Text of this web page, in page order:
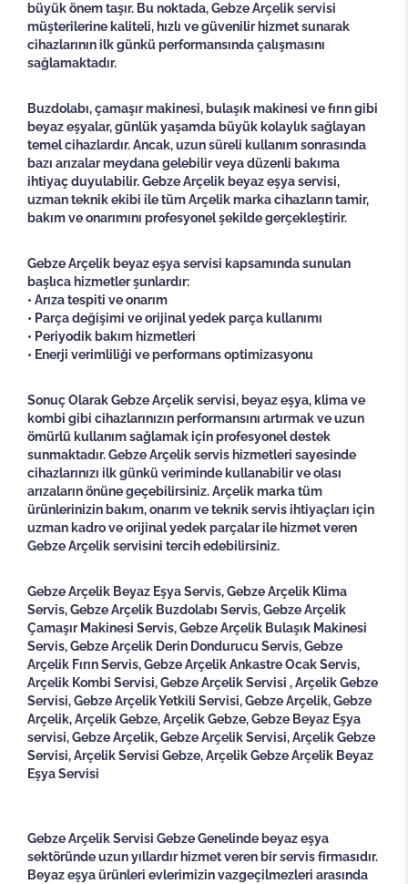
büyük önem taşır. Bu noktada, Gebze Arçelik servisi
müşterilerine kaliteli, hızlı ve güvenilir hizmet sunarak
cihazlarının ilk günkü performansında çalışmasını
sağlamaktadır.
Buzdolabı, çamaşır makinesi, bulaşık makinesi ve fırın gibi
beyaz eşyalar, günlük yaşamda büyük kolaylık sağlayan
temel cihazlardır. Ancak, uzun süreli kullanım sonrasında
bazı arızalar meydana gelebilir veya düzenli bakıma
ihtiyaç duyulabilir. Gebze Arçelik beyaz eşya servisi,
uzman teknik ekibi ile tüm Arçelik marka cihazların tamir,
bakım ve onarımını profesyonel şekilde gerçekleştirir.
Gebze Arçelik beyaz eşya servisi kapsamında sunulan
başlıca hizmetler şunlardır:
• Arıza tespiti ve onarım
• Parça değişimi ve orijinal yedek parça kullanımı
• Periyodik bakım hizmetleri
• Enerji verimliliği ve performans optimizasyonu
Sonuç Olarak GebzeArçelik servisi, beyaz eşya, klima ve
kombi gibi cihazlarınızın performansını artırmak ve uzun
ömürlü kullanım sağlamak için profesyonel destek
sunmaktadır. Gebze Arçelik servis hizmetleri sayesinde
cihazlarınızı ilk günkü veriminde kullanabilir ve olası
arızaların önüne geçebilirsiniz. Arçelik marka tüm
ürünlerinizin bakım, onarım ve teknik servis ihtiyaçları için
uzman kadro ve orijinal yedek parçalar ile hizmet veren
Gebze Arçelik servisini tercih edebilirsiniz.
Gebze Arçelik Beyaz Eşya Servis, Gebze Arçelik Klima
Servis, Gebze Arçelik Buzdolabı Servis, Gebze Arçelik
Çamaşır Makinesi Servis, Gebze Arçelik Bulaşık Makinesi
Servis, Gebze Arçelik Derin Dondurucu Servis, Gebze
Arçelik Fırın Servis, Gebze Arçelik Ankastre Ocak Servis,
Arçelik Kombi Servisi, Gebze Arçelik Servisi , Arçelik Gebze
Servisi, Gebze Arçelik Yetkili Servisi, Gebze Arçelik, Gebze
Arçelik, Arçelik Gebze, Arçelik Gebze, Gebze Beyaz Eşya
servisi, Gebze Arçelik, Gebze Arçelik Servisi, Arçelik Gebze
Servisi, Arçelik Servisi Gebze, Arçelik Gebze Arçelik Beyaz
Eşya Servisi
Gebze Arçelik Servisi Gebze Genelinde beyaz eşya
sektöründe uzun yıllardır hizmet veren bir servis firmasıdır.
Beyaz eşya ürünleri evlerimizin vazgeçilmezleri arasında